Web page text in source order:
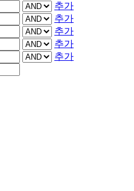
추가
추가
추가
추가
추가